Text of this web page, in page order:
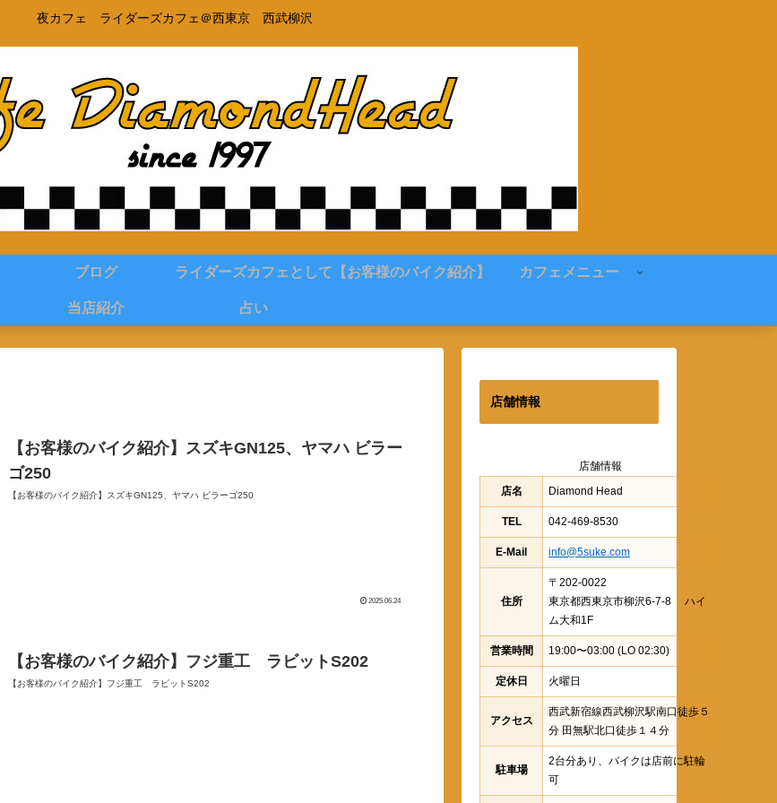
夜カフェ ライダーズカフェ＠西東京 西武柳沢
ブログ ライダーズカフェとして 【お客様のバイク紹介】 カフェメニュー
当店紹介 占い
【お客様のバイク紹介】スズキGN125、ヤマハ ビラー
ゴ250
【お客様のバイク紹介】スズキGN125、ヤマハ ビラーゴ250
2025.06.24
【お客様のバイク紹介】フジ重工 ラビットS202
【お客様のバイク紹介】フジ重工 ラビットS202
店舗情報
店舗情報
店名
Diamond Head
TEL 042-469-8530
E-Mail info@5suke.com
住所
〒202-0022
東京都西東京市柳沢6-7-8 ハイ
ム大和1F
営業時間 19:00〜03:00 (LO 02:30)
定休日 火曜日
アクセス
西武新宿線西武柳沢駅南口徒歩５
分 田無駅北口徒歩１４分
駐車場
2台分あり、バイクは店前に駐輪
可